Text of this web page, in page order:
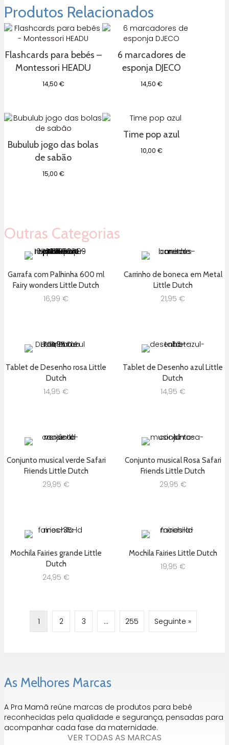
Produtos Relacionados
Flashcards para bebés –
Montessori HEADU
14,50 €
6 marcadores de
esponja DJECO
14,50 €
Bubulub jogo das bolas
de sabão
15,00 €
Time pop azul
10,00 €
Outras Categorias
Garrafa com Palhinha 600 ml
Fairy wonders Little Dutch
16,99 €
Carrinho de boneca em Metal
Little Dutch
21,95 €
Tablet de Desenho rosa Little
Dutch
14,95 €
Tablet de Desenho azul Little
Dutch
14,95 €
Conjunto musical verde Safari
Friends Little Dutch
29,95 €
Conjunto musical Rosa Safari
Friends Little Dutch
29,95 €
Mochila Fairies grande Little
Dutch
24,95 €
Mochila Fairies Little Dutch
19,95 €
1 2 3 … 255 Seguinte »
As Melhores Marcas
A Pra Mamã reúne marcas de produtos para bebé
reconhecidas pela qualidade e segurança, pensadas para
acompanhar cada fase da maternidade.
VER TODAS AS MARCAS